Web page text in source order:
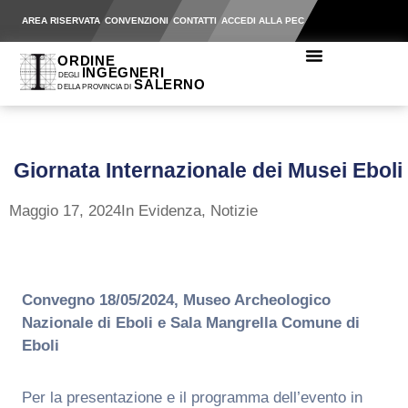
AREA RISERVATA CONVENZIONI CONTATTI ACCEDI ALLA PEC
Giornata Internazionale dei Musei Eboli
Maggio 17, 2024In Evidenza, Notizie
Convegno 18/05/2024, Museo Archeologico
Nazionale di Eboli e Sala Mangrella Comune di
Eboli
Per la presentazione e il programma dell’evento in